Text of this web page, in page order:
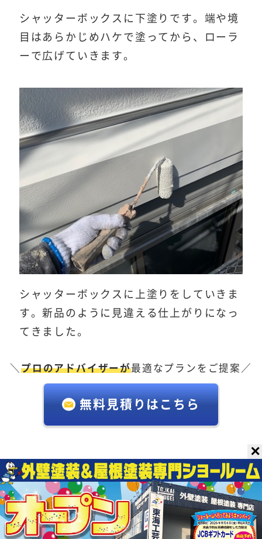
シャッターボックスに下塗りです。端や境
目はあらかじめハケで塗ってから、ローラ
ーで広げていきます。
シャッターボックスに上塗りをしていきま
す。新品のように見違える仕上がりになっ
てきました。
＼プロのアドバイザーが最適なプランをご提案／
無料見積りはこちら
破風板補修・塗装、梁塗装
✕